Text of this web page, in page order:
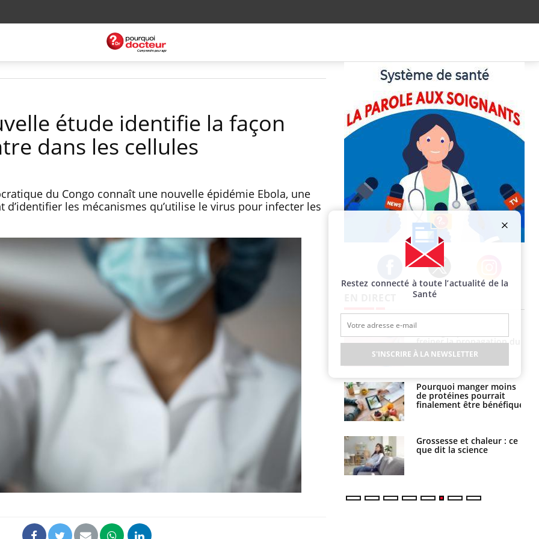
étude identifie la façon
dans les cellules
du Congo connaît une nouvelle épidémie Ebola, une
d’identifier les mécanismes qu’utilise le virus pour infecter les
Facebook Twitter Instagram
Les médicaments GLP-1
protègent-ils aussi les os
Cytomégalovirus : ce qui
change dans la prise en
tous les jours se profile-t-
elle enfin ?
gâche-t-il les premiers
jours de vos vacances ?
Fortes chaleurs :
pourquoi le risque de
noyade grimpe-t-il ?
freiner la propagation du
cancer ?
Pourquoi manger moins
de protéines pourrait
finalement être bénéfique
Grossesse et chaleur : ce
que dit la science
Restez connecté à toute l’actualité de la
Santé
S'INSCRIRE À LA NEWSLETTER